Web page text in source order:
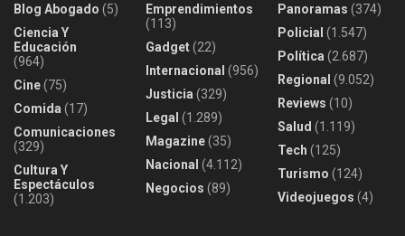
Blog Abogado (5)
Ciencia Y
Educación
(964)
Cine(75)
Comida (17)
Comunicaciones
(329)
Cultura Y
Espectáculos
(1.203)
Emprendimientos
(113)
Gadget(22)
Internacional (956)
Justicia (329)
Legal (1.289)
Magazine(35)
Nacional (4.112)
Negocios (89)
Panoramas (374)
Policial (1.547)
Política (2.687)
Regional (9.052)
Reviews (10)
Salud (1.119)
Tech (125)
Turismo (124)
Videojuegos (4)